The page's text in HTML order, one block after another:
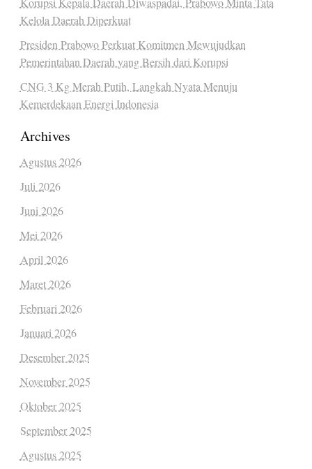
Kelola Daerah Diperkuat
Presiden Prabowo Perkuat Komitmen Mewujudkan
Pemerintahan Daerah yang Bersih dari Korupsi
CNG 3 Kg Merah Putih, Langkah Nyata Menuju
Kemerdekaan Energi Indonesia
Archives
Agustus 2026
Juli 2026
Juni 2026
Mei 2026
April 2026
Maret 2026
Februari 2026
Januari 2026
Desember 2025
November 2025
Oktober 2025
September 2025
Agustus 2025